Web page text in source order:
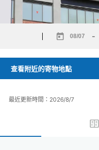
forward
to
the
calendar
select
-
查看附近的寄物地點
最近更新時間：2026/8/7